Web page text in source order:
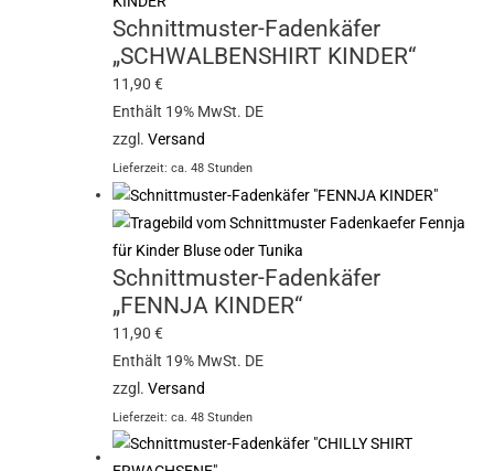
Schnittmuster-Fadenkäfer
„SCHWALBENSHIRT KINDER“
11,90€
Enthält 19% MwSt. DE
zzgl.Versand
Lieferzeit: ca. 48 Stunden
Schnittmuster-Fadenkäfer
„FENNJA KINDER“
11,90€
Enthält 19% MwSt. DE
zzgl.Versand
Lieferzeit: ca. 48 Stunden